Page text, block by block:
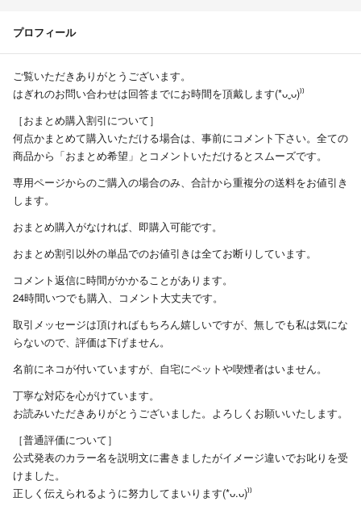
プロフィール
ご覧いただきありがとうございます。
はぎれのお問い合わせは回答までにお時間を頂戴します(*ᴗˬᴗ)⁾⁾
［おまとめ購入割引について］
何点かまとめて購入いただける場合は、事前にコメント下さい。全ての
商品から「おまとめ希望」とコメントいただけるとスムーズです。
専用ページからのご購入の場合のみ、合計から重複分の送料をお値引き
します。
おまとめ購入がなければ、即購入可能です。
おまとめ割引以外の単品でのお値引きは全てお断りしています。
コメント返信に時間がかかることがあります。
24時間いつでも購入、コメント大丈夫です。
取引メッセージは頂ければもちろん嬉しいですが、無しでも私は気にな
らないので、評価は下げません。
名前にネコが付いていますが、自宅にペットや喫煙者はいません。
丁寧な対応を心がけています。
お読みいただきありがとうございました。よろしくお願いいたします。
［普通評価について］
公式発表のカラー名を説明文に書きましたがイメージ違いでお叱りを受
けました。
正しく伝えられるように努力してまいります(*ᴗ.ᴗ)⁾⁾